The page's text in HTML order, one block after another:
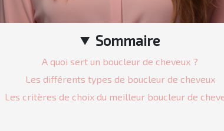
Sommaire
A quoi sert un boucleur de cheveux ?
Les différents types de boucleur de cheveux
Les critères de choix du meilleur boucleur de